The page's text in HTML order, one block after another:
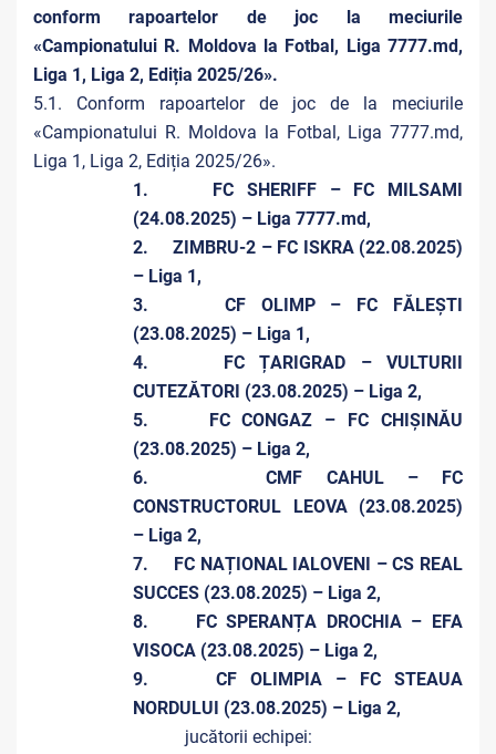
conform rapoartelor de joc la meciurile
«Campionatului R. Moldova la Fotbal, Liga 7777.md,
Liga 1, Liga 2, Ediția 2025/26».
5.1. Conform rapoartelor de joc de la meciurile
«Campionatului R. Moldova la Fotbal, Liga 7777.md,
Liga 1, Liga 2, Ediția 2025/26».
1. FC SHERIFF – FC MILSAMI
(24.08.2025) – Liga 7777.md,
2. ZIMBRU-2 – FC ISKRA (22.08.2025)
– Liga 1,
3. CF OLIMP – FC FĂLEȘTI
(23.08.2025) – Liga 1,
4. FC ȚARIGRAD – VULTURII
CUTEZĂTORI (23.08.2025) – Liga 2,
5. FC CONGAZ – FC CHIȘINĂU
(23.08.2025) – Liga 2,
6. CMF CAHUL – FC
CONSTRUCTORUL LEOVA (23.08.2025)
– Liga 2,
7. FC NAȚIONAL IALOVENI – CS REAL
SUCCES (23.08.2025) – Liga 2,
8. FC SPERANȚA DROCHIA – EFA
VISOCA (23.08.2025) – Liga 2,
9. CF OLIMPIA – FC STEAUA
NORDULUI (23.08.2025) – Liga 2,
jucătorii echipei: